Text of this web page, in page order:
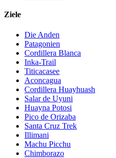
Ziele
Die Anden
Patagonien
Cordillera Blanca
Inka-Trail
Titicacasee
Aconcagua
Cordillera Huayhuash
Salar de Uyuni
Huayna Potosi
Pico de Orizaba
Santa Cruz Trek
Illimani
Machu Picchu
Chimborazo